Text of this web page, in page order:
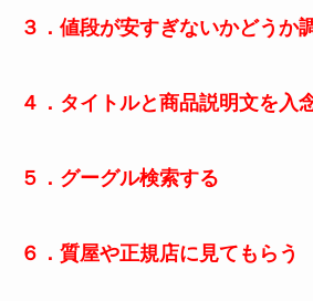
３．値段が安すぎないかどうか
４．タイトルと商品説明文を入
５．グーグル検索する
６．質屋や正規店に見てもらう